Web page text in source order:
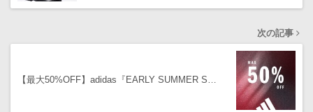
次の記事
【最大50%OFF】adidas『EARLY SUMMER S…